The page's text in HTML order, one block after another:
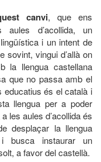
canvi, que ens
d’acollida, un
i un intent de
sovint, vingui d’allà on
la llengua castellana
que no passa amb el
educatius és el català i
llengua per a poder
les aules d’acollida és
desplaçar la llengua
busca instaurar un
a favor del castellà.